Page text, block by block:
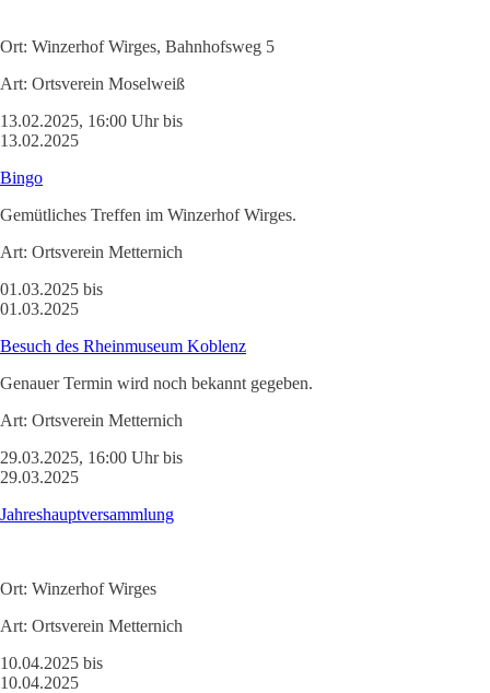
Ort: Winzerhof Wirges, Bahnhofsweg 5
Art: Ortsverein Moselweiß
13.02.2025, 16:00 Uhr bis
13.02.2025
Bingo
Gemütliches Treffen im Winzerhof Wirges.
Art: Ortsverein Metternich
01.03.2025 bis
01.03.2025
Besuch des Rheinmuseum Koblenz
Genauer Termin wird noch bekannt gegeben.
Art: Ortsverein Metternich
29.03.2025, 16:00 Uhr bis
29.03.2025
Jahreshauptversammlung
Ort: Winzerhof Wirges
Art: Ortsverein Metternich
10.04.2025 bis
10.04.2025